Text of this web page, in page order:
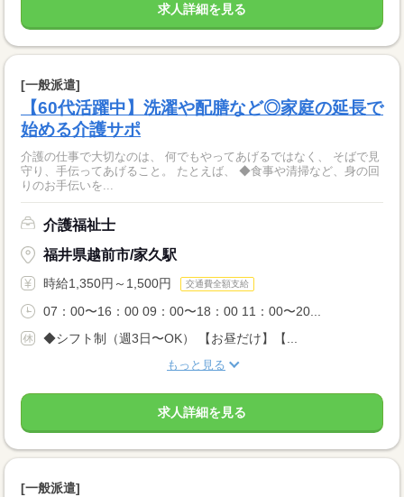
求人詳細を見る
[一般派遣]
【60代活躍中】洗濯や配膳など◎家庭の延長で
始める介護サポ
介護の仕事で大切なのは、 何でもやってあげるではなく、 そばで見
守り、手伝ってあげること。 たとえば、 ◆食事や清掃など、身の回
りのお手伝いを...
介護福祉士
福井県越前市/家久駅
時給1,350円～1,500円 交通費全額支給
07：00〜16：00 09：00〜18：00 11：00〜20...
◆シフト制（週3日〜OK） 【お昼だけ】【...
もっと見る
求人詳細を見る
[一般派遣]